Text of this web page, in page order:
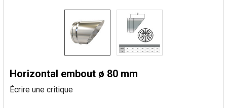
Horizontal embout ø 80 mm
Écrire une critique